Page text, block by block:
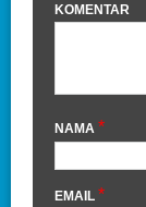
KOMENTAR
NAMA *
EMAIL *